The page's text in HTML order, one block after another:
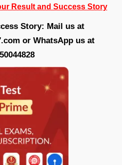
Result and Success Story
Story: Mail us at
or WhatsApp us at